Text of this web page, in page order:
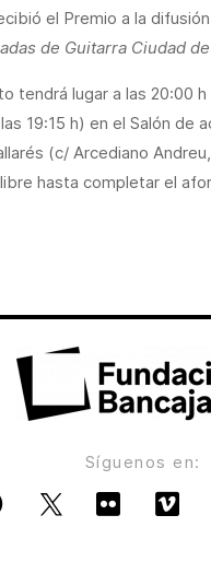
el Premio a la
de Guitarra Ciudad
tendrá lugar a las 20:00
19:15 h) en el Salón de
(c/ Arcediano
hasta completar el
Síguenos en: